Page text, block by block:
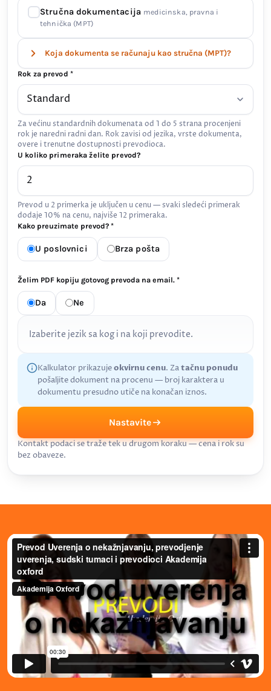
Stručna dokumentacija medicinska, pravna i
tehnička (MPT)
Koja dokumenta se računaju kao stručna (MPT)?
Rok za prevod *
Za većinu standardnih dokumenata od 1 do 5 strana procenjeni
rok je naredni radni dan. Rok zavisi od jezika, vrste dokumenta,
overe i trenutne dostupnosti prevodioca.
U koliko primeraka želite prevod?
Prevod u 2 primerka je uključen u cenu — svaki sledeći primerak
dodaje 10% na cenu, najviše 12 primeraka.
Kako preuzimate prevod? *
U poslovnici Brza pošta
Želim PDF kopiju gotovog prevoda na email. *
Da Ne
Izaberite jezik sa kog i na koji prevodite.
Kalkulator prikazujeokvirnu cenu. Zatačnu ponudu
pošaljite dokument na procenu — broj karaktera u
dokumentu presudno utiče na konačan iznos.
Nastavite
Kontakt podaci se traže tek u drugom koraku — cena i rok su
bez obaveze.